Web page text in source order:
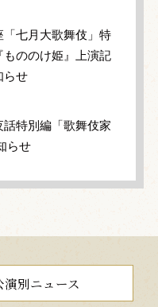
七月大歌舞伎」特
ののけ姫』上演記
らせ
特別編「歌舞伎家
らせ
演別ニュース